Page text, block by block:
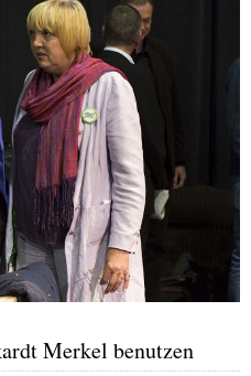
Merkel benutzen